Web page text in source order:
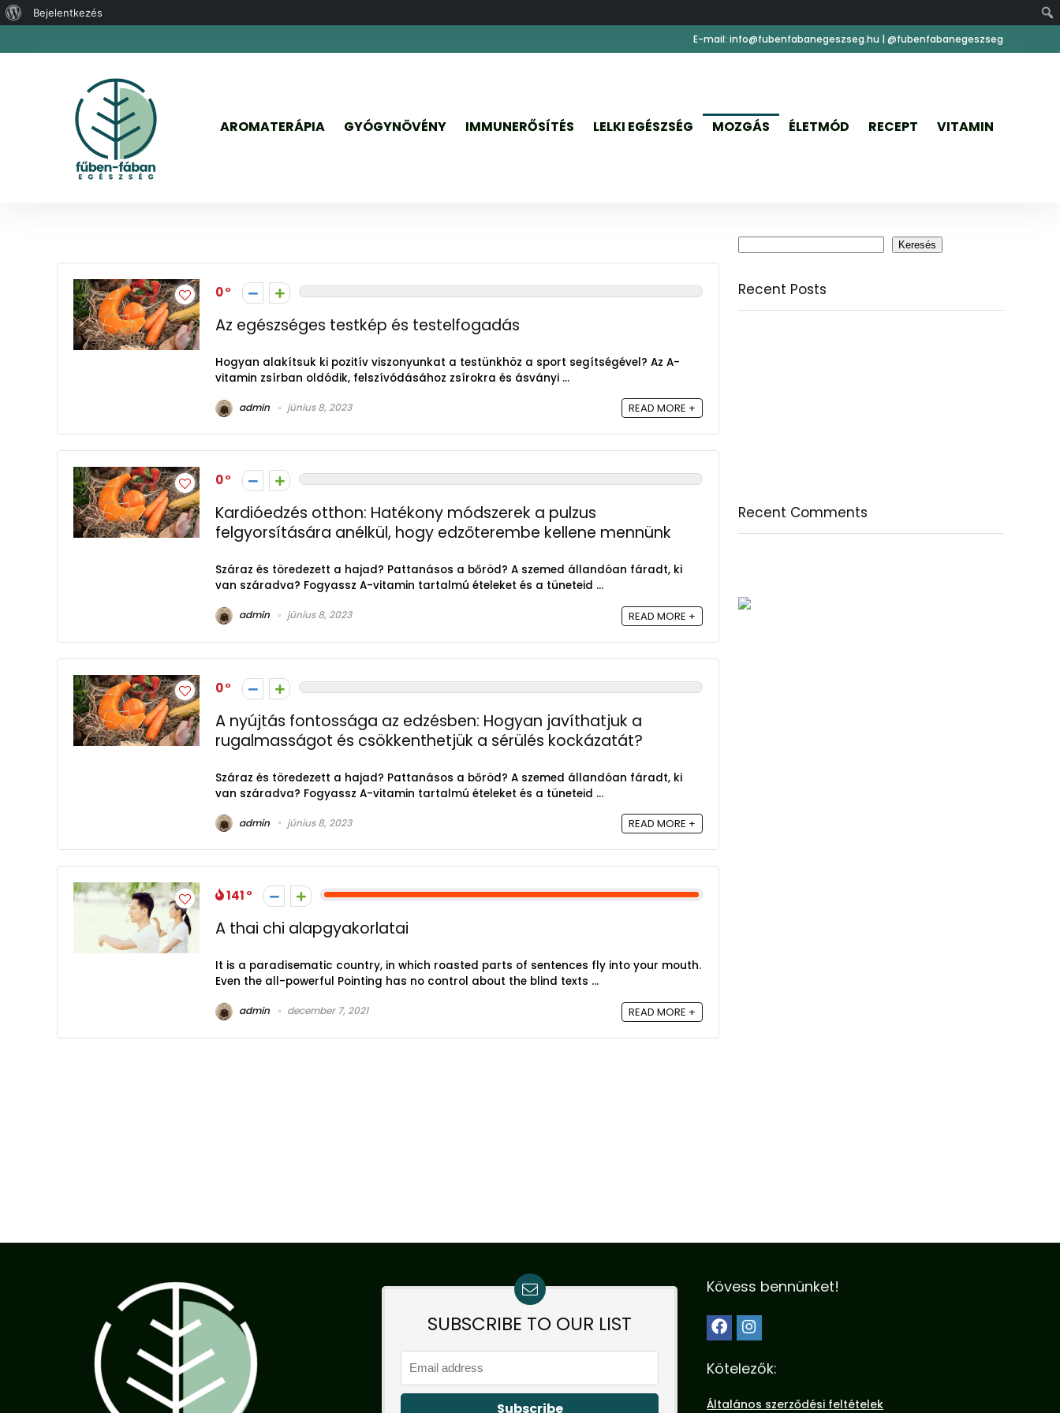
WordPress,
Bejelentkezés
E-mail: info@fubenfabanegeszseg.hu | @fubenfabanegeszseg
AROMATERÁPIA GYÓGYNÖVÉNY IMMUNERŐSÍTÉS LELKI EGÉSZSÉG MOZGÁS ÉLETMÓD RECEPT VITAMIN
0
Az egészséges testkép és testelfogadás
Hogyan alakítsuk ki pozitív viszonyunkat a testünkhöz a sport segítségével? Az A-
vitamin zsírban oldódik, felszívódásához zsírokra és ásványi ...
admin június 8, 2023 READ MORE +
0
Kardióedzés otthon: Hatékony módszerek a pulzus
felgyorsítására anélkül, hogy edzőterembe kellene mennünk
Száraz és töredezett a hajad? Pattanásos a bőröd? A szemed állandóan fáradt, ki
van száradva? Fogyassz A-vitamin tartalmú ételeket és a tüneteid ...
admin június 8, 2023 READ MORE +
0
A nyújtás fontossága az edzésben: Hogyan javíthatjuk a
rugalmasságot és csökkenthetjük a sérülés kockázatát?
Száraz és töredezett a hajad? Pattanásos a bőröd? A szemed állandóan fáradt, ki
van száradva? Fogyassz A-vitamin tartalmú ételeket és a tüneteid ...
admin június 8, 2023 READ MORE +
141
A thai chi alapgyakorlatai
It is a paradisematic country, in which roasted parts of sentences fly into your mouth.
Even the all-powerful Pointing has no control about the blind texts ...
admin december 7, 2021 READ MORE +
Keresés
Recent Posts
Recent Comments
SUBSCRIBE TO OUR LIST
Kövess bennünket!
Kötelezők:
Általános szerződési feltételek